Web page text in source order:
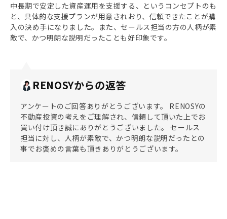
中長期で安定した資産運用を支援する、というコンセプトのも
と、具体的な支援プランが用意されおり、信頼できたことが購
入の決め手になりました。また、セールス担当の方の人柄が素
敵で、かつ明朗な説明だったことも好印象です。
RENOSYからの返答
アンケートのご回答ありがとうございます。 RENOSYの
不動産投資の考えをご理解され、信頼して頂いた上でお
買い付け頂き誠にありがとうございました。 セールス
担当に対し、人柄が素敵で、かつ明朗な説明だったとの
事でお褒めの言葉も頂きありがとうございます。